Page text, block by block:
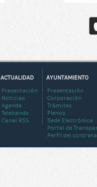
AYUNTAMIENTO
Presentación
Corporación
Trámites
Plenos
Sede Electrónica
Portal de
Perfil del
ACTUALIDAD
Presentación
Noticias
Agenda
Telebando
Canal RSS